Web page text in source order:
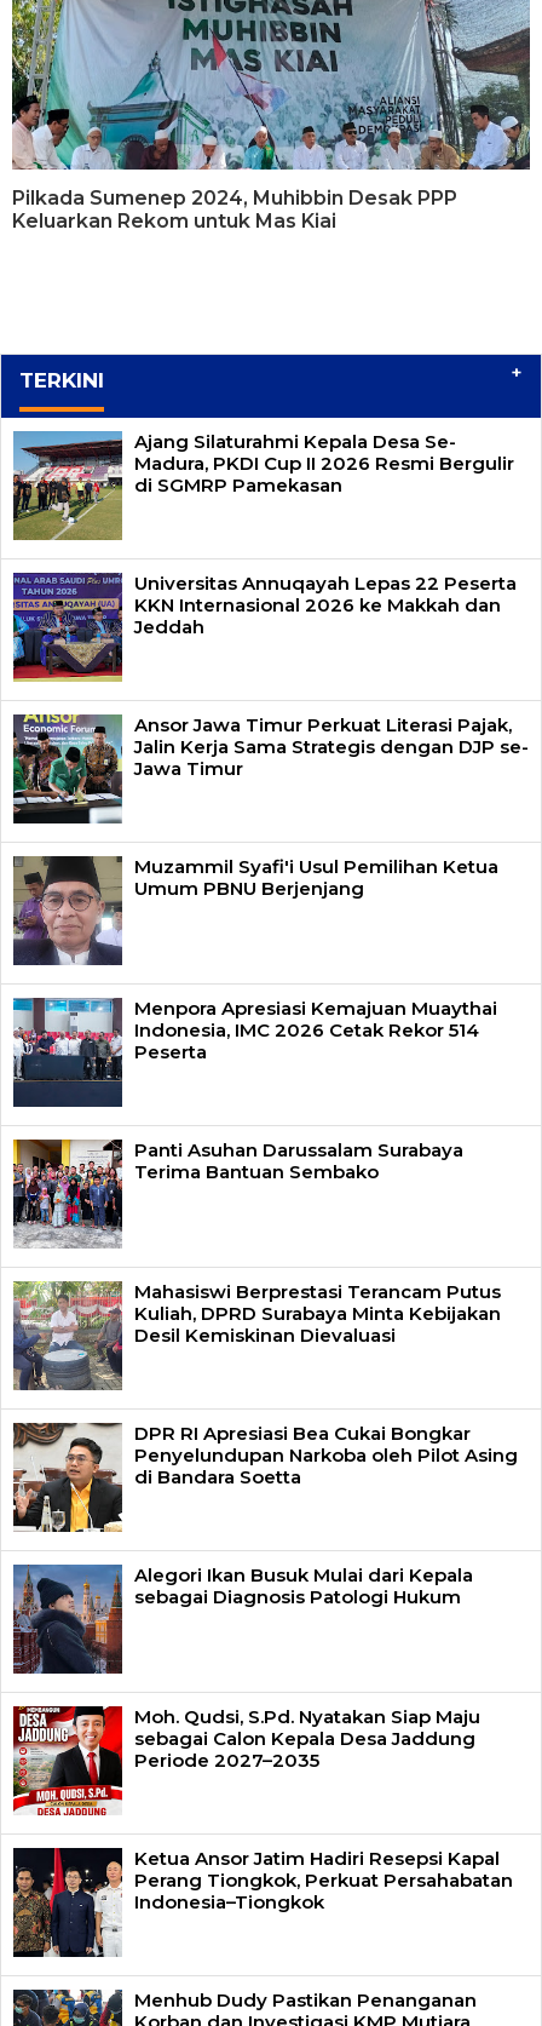
Pilkada Sumenep 2024, Muhibbin Desak PPP
Keluarkan Rekom untuk Mas Kiai
TERKINI +
Ajang Silaturahmi Kepala Desa Se-
Madura, PKDI Cup II 2026 Resmi Bergulir
di SGMRP Pamekasan
Universitas Annuqayah Lepas 22 Peserta
KKN Internasional 2026 ke Makkah dan
Jeddah
Ansor Jawa Timur Perkuat Literasi Pajak,
Jalin Kerja Sama Strategis dengan DJP se-
Jawa Timur
Muzammil Syafi'i Usul Pemilihan Ketua
Umum PBNU Berjenjang
Menpora Apresiasi Kemajuan Muaythai
Indonesia, IMC 2026 Cetak Rekor 514
Peserta
Panti Asuhan Darussalam Surabaya
Terima Bantuan Sembako
Mahasiswi Berprestasi Terancam Putus
Kuliah, DPRD Surabaya Minta Kebijakan
Desil Kemiskinan Dievaluasi
DPR RI Apresiasi Bea Cukai Bongkar
Penyelundupan Narkoba oleh Pilot Asing
di Bandara Soetta
Alegori Ikan Busuk Mulai dari Kepala
sebagai Diagnosis Patologi Hukum
Moh. Qudsi, S.Pd. Nyatakan Siap Maju
sebagai Calon Kepala Desa Jaddung
Periode 2027–2035
Ketua Ansor Jatim Hadiri Resepsi Kapal
Perang Tiongkok, Perkuat Persahabatan
Indonesia–Tiongkok
Menhub Dudy Pastikan Penanganan